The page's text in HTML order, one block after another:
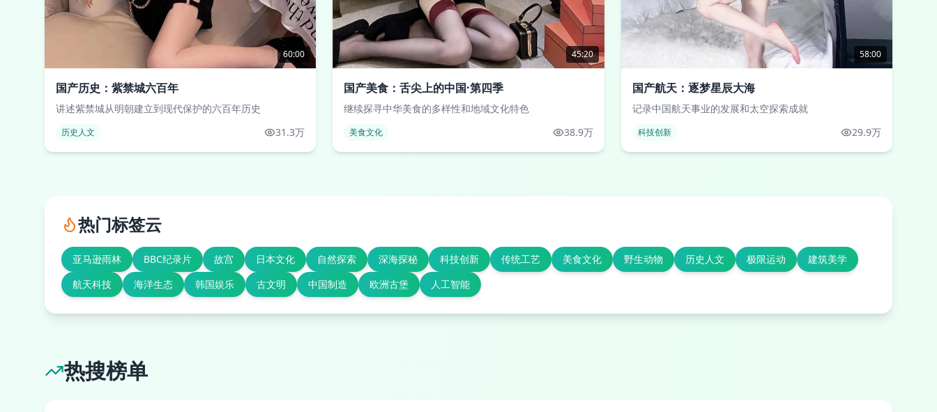
60:00
国产历史：紫禁城六百年
讲述紫禁城从明朝建立到现代保护的六百年历史
历史人文 31.3万
45:20
国产美食：舌尖上的中国·第四季
继续探寻中华美食的多样性和地域文化特色
美食文化 38.9万
58:00
国产航天：逐梦星辰大海
记录中国航天事业的发展和太空探索成就
科技创新 29.9万
热门标签云
亚马逊雨林 BBC纪录片 故宫 日本文化 自然探索 深海探秘 科技创新 传统工艺 美食文化 野生动物 历史人文 极限运动
建筑美学
航天科技
海洋生态 韩国娱乐 古文明 中国制造 欧洲古堡 人工智能
热搜榜单